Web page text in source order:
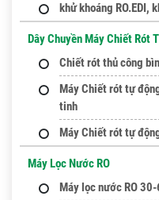
khử khoáng RO.EDI,
Dây Chuyền Máy Chiết Rót
Chiết rót thủ công
Máy Chiết rót tự
tinh
Máy Chiết rót tự
Máy Lọc Nước RO
Máy lọc nước RO